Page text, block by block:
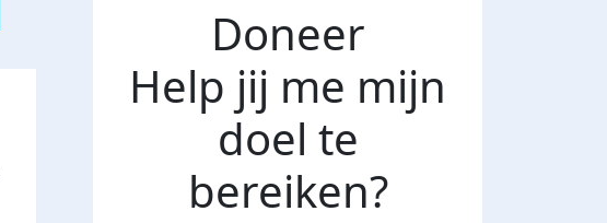
Doneer
Help jij me mijn
doel te
bereiken?